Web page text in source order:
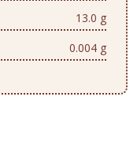
13.0 g
0.004 g